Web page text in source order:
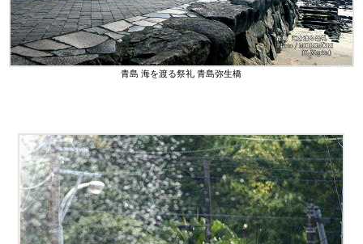
青島 海を渡る祭礼 青島弥生橋